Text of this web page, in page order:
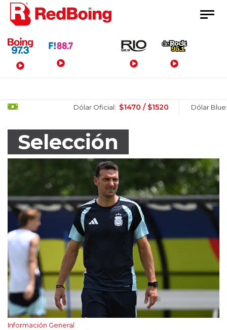
Menú Principal
Dólar Oficial: $1470 / $1520 Dólar Blue: $1510 /
Selección
Información General